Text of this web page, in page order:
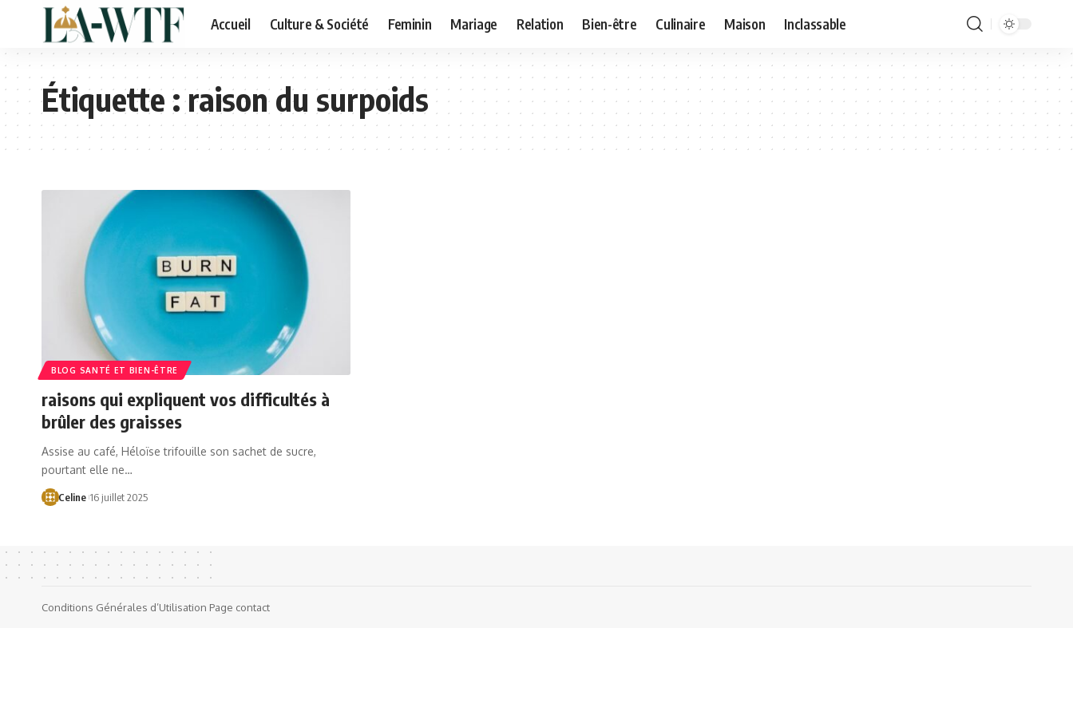
Accueil Culture & Société Feminin Mariage Relation Bien-être Culinaire Maison Inclassable
Étiquette :raison du surpoids
BLOG SANTÉ ET BIEN-ÊTRE
raisons qui expliquent vos difficultés à
brûler des graisses
Assise au café, Héloïse trifouille son sachet de sucre,
pourtant elle ne…
Celine 16 juillet 2025
Conditions Générales d’Utilisation Page contact